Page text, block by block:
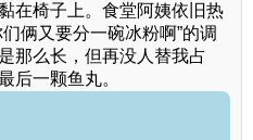
在椅子上。食堂阿姨依旧热
俩又要分一碗冰粉啊”的调
那么长，但再没人替我占
后一颗鱼丸。